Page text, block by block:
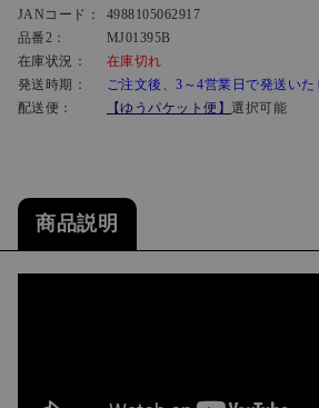
JANコード：
4988105062917
品番2：
MJ01395B
在庫状況：
在庫切れ
発送時期：
ご注文後、3～4営業日で発送いた
配送便：
【ゆうパケット便】選択可能
商品説明